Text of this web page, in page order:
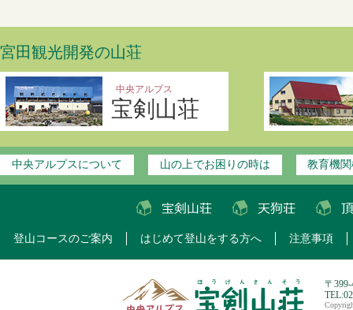
宮田観光開発の山荘
中央アルプス
宝剣山荘
中央アルプスについて 山の上でお困りの時は 教育機
登山コースのご案内 はじめて登山をする方へ 注意事項
〒